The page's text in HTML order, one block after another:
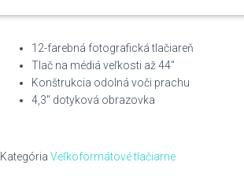
12-farebná fotografická tlačiareň
Tlač na médiá veľkosti až 44″
Konštrukcia odolná voči prachu
4,3″ dotyková obrazovka
Kategória Veľkoformátové tlačiarne